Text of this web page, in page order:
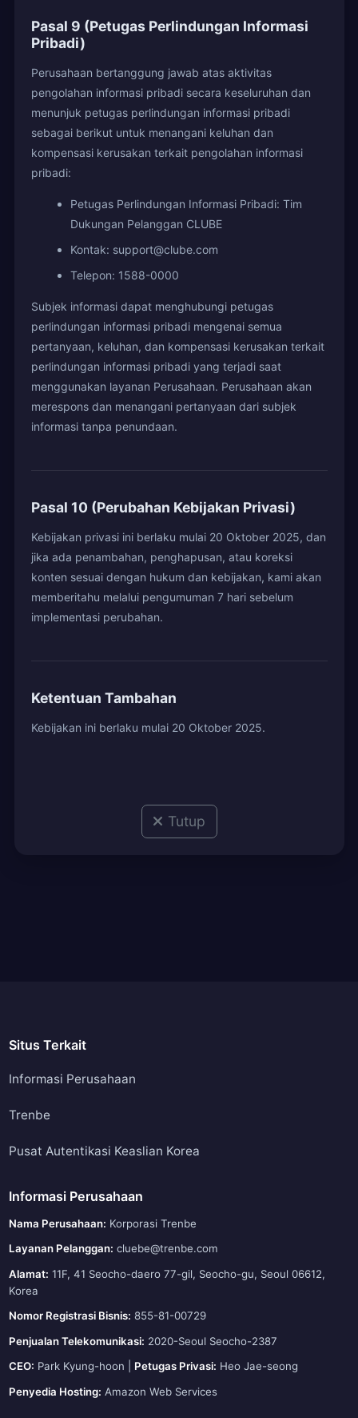
Pasal 9 (Petugas Perlindungan Informasi
Pribadi)
Perusahaan bertanggung jawab atas aktivitas
pengolahan informasi pribadi secara keseluruhan dan
menunjuk petugas perlindungan informasi pribadi
sebagai berikut untuk menangani keluhan dan
kompensasi kerusakan terkait pengolahan informasi
pribadi:
Petugas Perlindungan Informasi Pribadi: Tim
Dukungan Pelanggan CLUBE
Kontak: support@clube.com
Telepon: 1588-0000
Subjek informasi dapat menghubungi petugas
perlindungan informasi pribadi mengenai semua
pertanyaan, keluhan, dan kompensasi kerusakan terkait
perlindungan informasi pribadi yang terjadi saat
menggunakan layanan Perusahaan. Perusahaan akan
merespons dan menangani pertanyaan dari subjek
informasi tanpa penundaan.
Pasal 10 (Perubahan Kebijakan Privasi)
Kebijakan privasi ini berlaku mulai 20 Oktober 2025, dan
jika ada penambahan, penghapusan, atau koreksi
konten sesuai dengan hukum dan kebijakan, kami akan
memberitahu melalui pengumuman 7 hari sebelum
implementasi perubahan.
Ketentuan Tambahan
Kebijakan ini berlaku mulai 20 Oktober 2025.
Tutup
Situs Terkait
Informasi Perusahaan
Trenbe
Pusat Autentikasi Keaslian Korea
Informasi Perusahaan
Nama Perusahaan: Korporasi Trenbe
Layanan Pelanggan: cluebe@trenbe.com
Alamat: 11F, 41 Seocho-daero 77-gil, Seocho-gu, Seoul 06612,
Korea
Nomor Registrasi Bisnis: 855-81-00729
Penjualan Telekomunikasi: 2020-Seoul Seocho-2387
CEO: Park Kyung-hoon | Petugas Privasi: Heo Jae-seong
Penyedia Hosting: Amazon Web Services